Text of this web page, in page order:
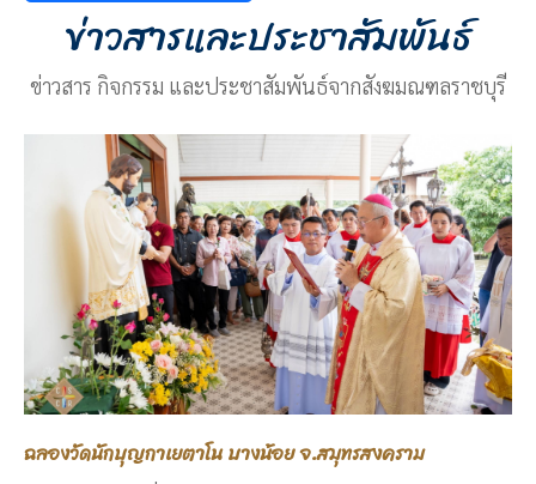
ข่าวสารและประชาสัมพันธ์
ข่าวสาร กิจกรรม และประชาสัมพันธ์จากสังฆมณฑลราชบุรี
ฉลองวัดนักบุญกาเยตาโน บางน้อย จ.สมุทรสงคราม